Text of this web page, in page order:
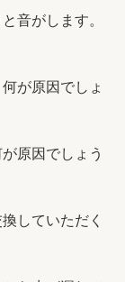
音がします。
が原因でしょ
原因でしょう
していただく